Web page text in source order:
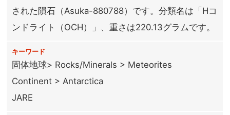
された隕石（Asuka-880788）です。分類名は「Hコ
ンドライト（OCH）」、重さは220.13グラムです。
キーワード
固体地球> Rocks/Minerals > Meteorites
Continent > Antarctica
JARE